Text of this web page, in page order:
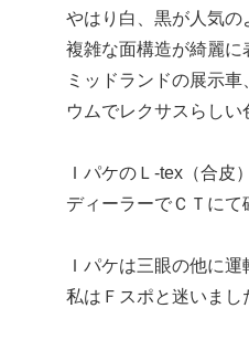
やはり白、黒が人気の
複雑な面構造が綺麗に
ミッドランドの展示
ウムでレクサスらしい
ＩパケのＬ-tex（合皮
ディーラーでＣＴにて
Ｉパケは三眼の他に
私はＦスポと迷いま